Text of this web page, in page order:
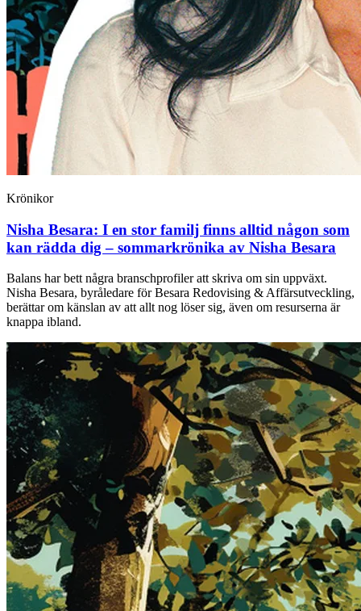
Krönikor
Nisha Besara: I en stor familj finns alltid någon som
kan rädda dig – sommarkrönika av Nisha Besara
Balans har bett några branschprofiler att skriva om sin uppväxt.
Nisha Besara, byråledare för Besara Redovising & Affärsutveckling,
berättar om känslan av att allt nog löser sig, även om resurserna är
knappa ibland.